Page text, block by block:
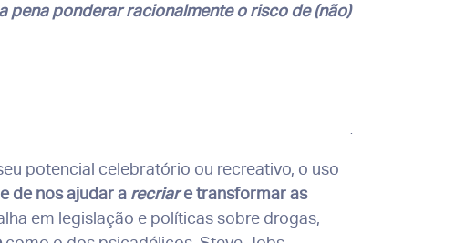
a pena ponderar racionalmente o risco de (não)
.
potencial celebratório ou recreativo, o uso
de nos ajudar a recriare transformar as
em legislação e políticas sobre drogas,